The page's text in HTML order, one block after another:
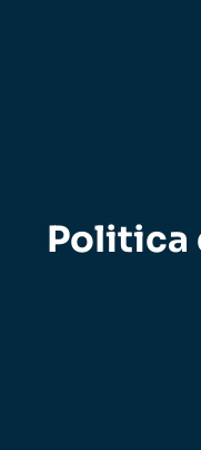
Politica